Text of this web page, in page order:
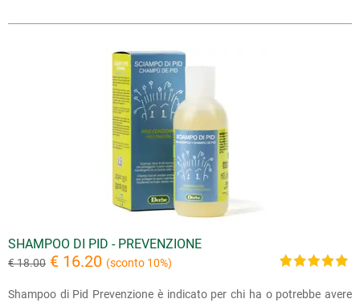
SHAMPOO DI PID - PREVENZIONE
€ 18.00 € 16.20 (sconto 10%)
Shampoo di Pid Prevenzione è indicato per chi ha o potrebbe avere